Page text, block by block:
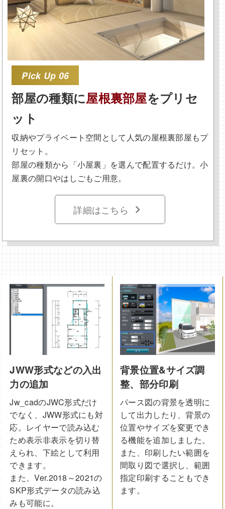
Pick Up 06
部屋の種類に屋根裏部屋をプリセ
ット
収納やプライベート空間として人気の屋根裏部屋もプ
リセット。
部屋の種類から「小屋裏」を選んで配置するだけ。小
屋裏の開口やはしごもご用意。
詳細はこちら
JWW形式などの入出
力の追加
Jw_cadのJWC形式だけ
でなく、JWW形式にも対
応。レイヤーで読み込む
ため表示非表示を切り替
えられ、下絵として利用
できます。
また、Ver.2018～2021の
SKP形式データの読み込
みも可能に。
背景位置&サイズ調
整、部分印刷
パース図の背景を透明に
して出力したり、背景の
位置やサイズを変更でき
る機能を追加しました。
また、印刷したい範囲を
間取り図で選択し、範囲
指定印刷することもでき
ます。